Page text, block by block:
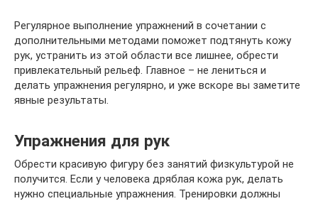
Регулярное выполнение упражнений в сочетании с
дополнительными методами поможет подтянуть кожу
рук, устранить из этой области все лишнее, обрести
привлекательный рельеф. Главное – не лениться и
делать упражнения регулярно, и уже вскоре вы заметите
явные результаты.
Упражнения для рук
Обрести красивую фигуру без занятий физкультурой не
получится. Если у человека дряблая кожа рук, делать
нужно специальные упражнения. Тренировки должны